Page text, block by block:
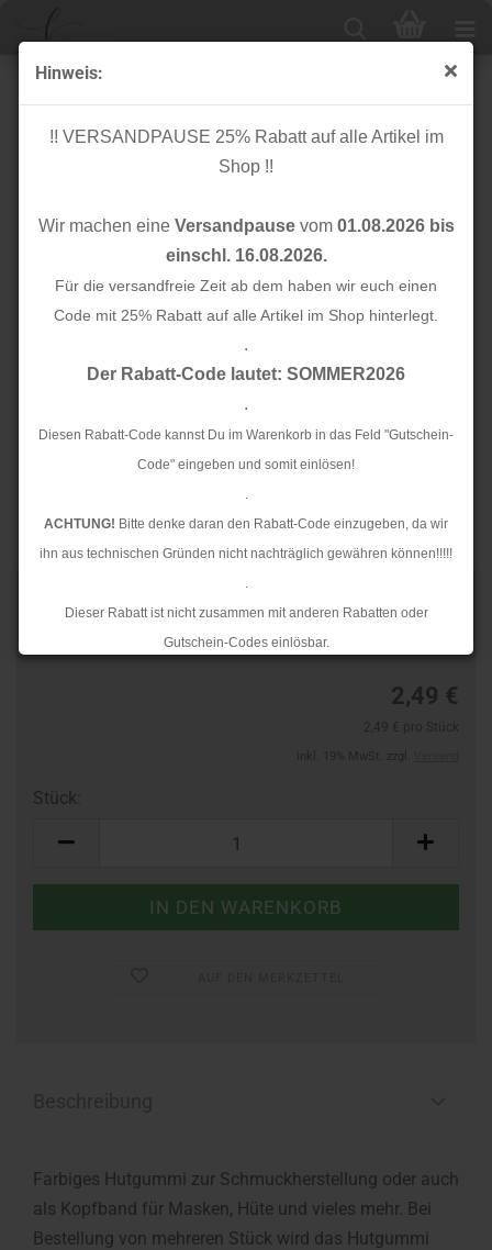
Hinweis:
!! VERSANDPAUSE 25% Rabatt auf alle Artikel im
Shop !!
Wir machen eine Versandpausevom 01.08.2026 bis
einschl. 16.08.2026.
Für die versandfreie Zeit ab dem haben wir euch einen
Code mit 25% Rabatt auf alle Artikel im Shop hinterlegt.
.
Der Rabatt-Code lautet: SOMMER2026
.
Diesen Rabatt-Code kannst Du im Warenkorb in das Feld "Gutschein-
Code" eingeben und somit einlösen!
.
ACHTUNG! Bitte denke daran den Rabatt-Code einzugeben, da wir
ihn aus technischen Gründen nicht nachträglich gewähren können!!!!!
.
Dieser Rabatt ist nicht zusammen mit anderen Rabatten oder
Gutschein-Codes einlösbar.
Ab dem 17.08.2026 versenden wir wieder wie gewohnt. Aufgrund des
Hutgummiband - neon gelb - 1mm x 5m
2,49 €
Stück:
Farbiges Hutgummi zur Schmuckherstellung oder auch
als Kopfband für Masken, Hüte und vieles mehr. Bei
Bestellung von mehreren Stück wird das Hutgummi